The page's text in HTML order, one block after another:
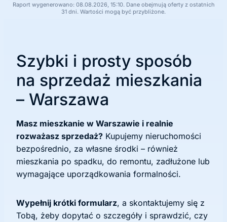
Raport wygenerowano: 08.08.2026, 15:10. Dane obejmują oferty z ostatnich
31 dni. Wartości mogą być przybliżone.
Szybki i prosty sposób
na sprzedaż mieszkania
– Warszawa
Masz mieszkanie w Warszawie i realnie
rozważasz sprzedaż? Kupujemy nieruchomości
bezpośrednio, za własne środki – również
mieszkania po spadku, do remontu, zadłużone lub
wymagające uporządkowania formalności.
Wypełnij krótki formularz, a skontaktujemy się z
Tobą, żeby dopytać o szczegóły i sprawdzić, czy